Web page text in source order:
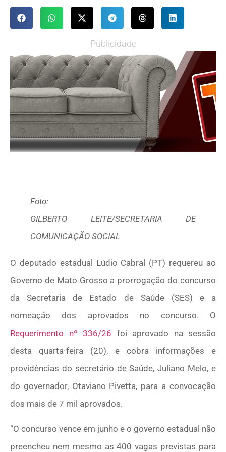
Publicidade
Foto:
GILBERTO LEITE/SECRETARIA DE
COMUNICAÇÃO SOCIAL
O deputado estadual Lúdio Cabral (PT) requereu ao
Governo de Mato Grosso a prorrogação do concurso
da Secretaria de Estado de Saúde (SES) e a
nomeação dos aprovados no concurso. O
Requerimento nº 336/26 foi aprovado na sessão
desta quarta-feira (20), e cobra informações e
providências do secretário de Saúde, Juliano Melo, e
do governador, Otaviano Pivetta, para a convocação
dos mais de 7 mil aprovados.
“O concurso vence em junho e o governo estadual não
preencheu nem mesmo as 400 vagas previstas para